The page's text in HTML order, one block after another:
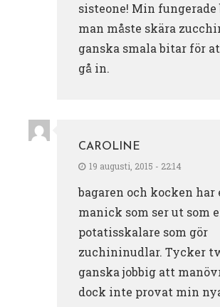
sisteone! Min fungerade
man måste skära
ganska smala bitar för
gå in.
CAROLINE
19 augusti, 2015 - 22:14
bagaren och kocken
manick som ser ut som
potatisskalare som gör
zuchininudlar. Tycker
ganska jobbig att
dock inte provat min